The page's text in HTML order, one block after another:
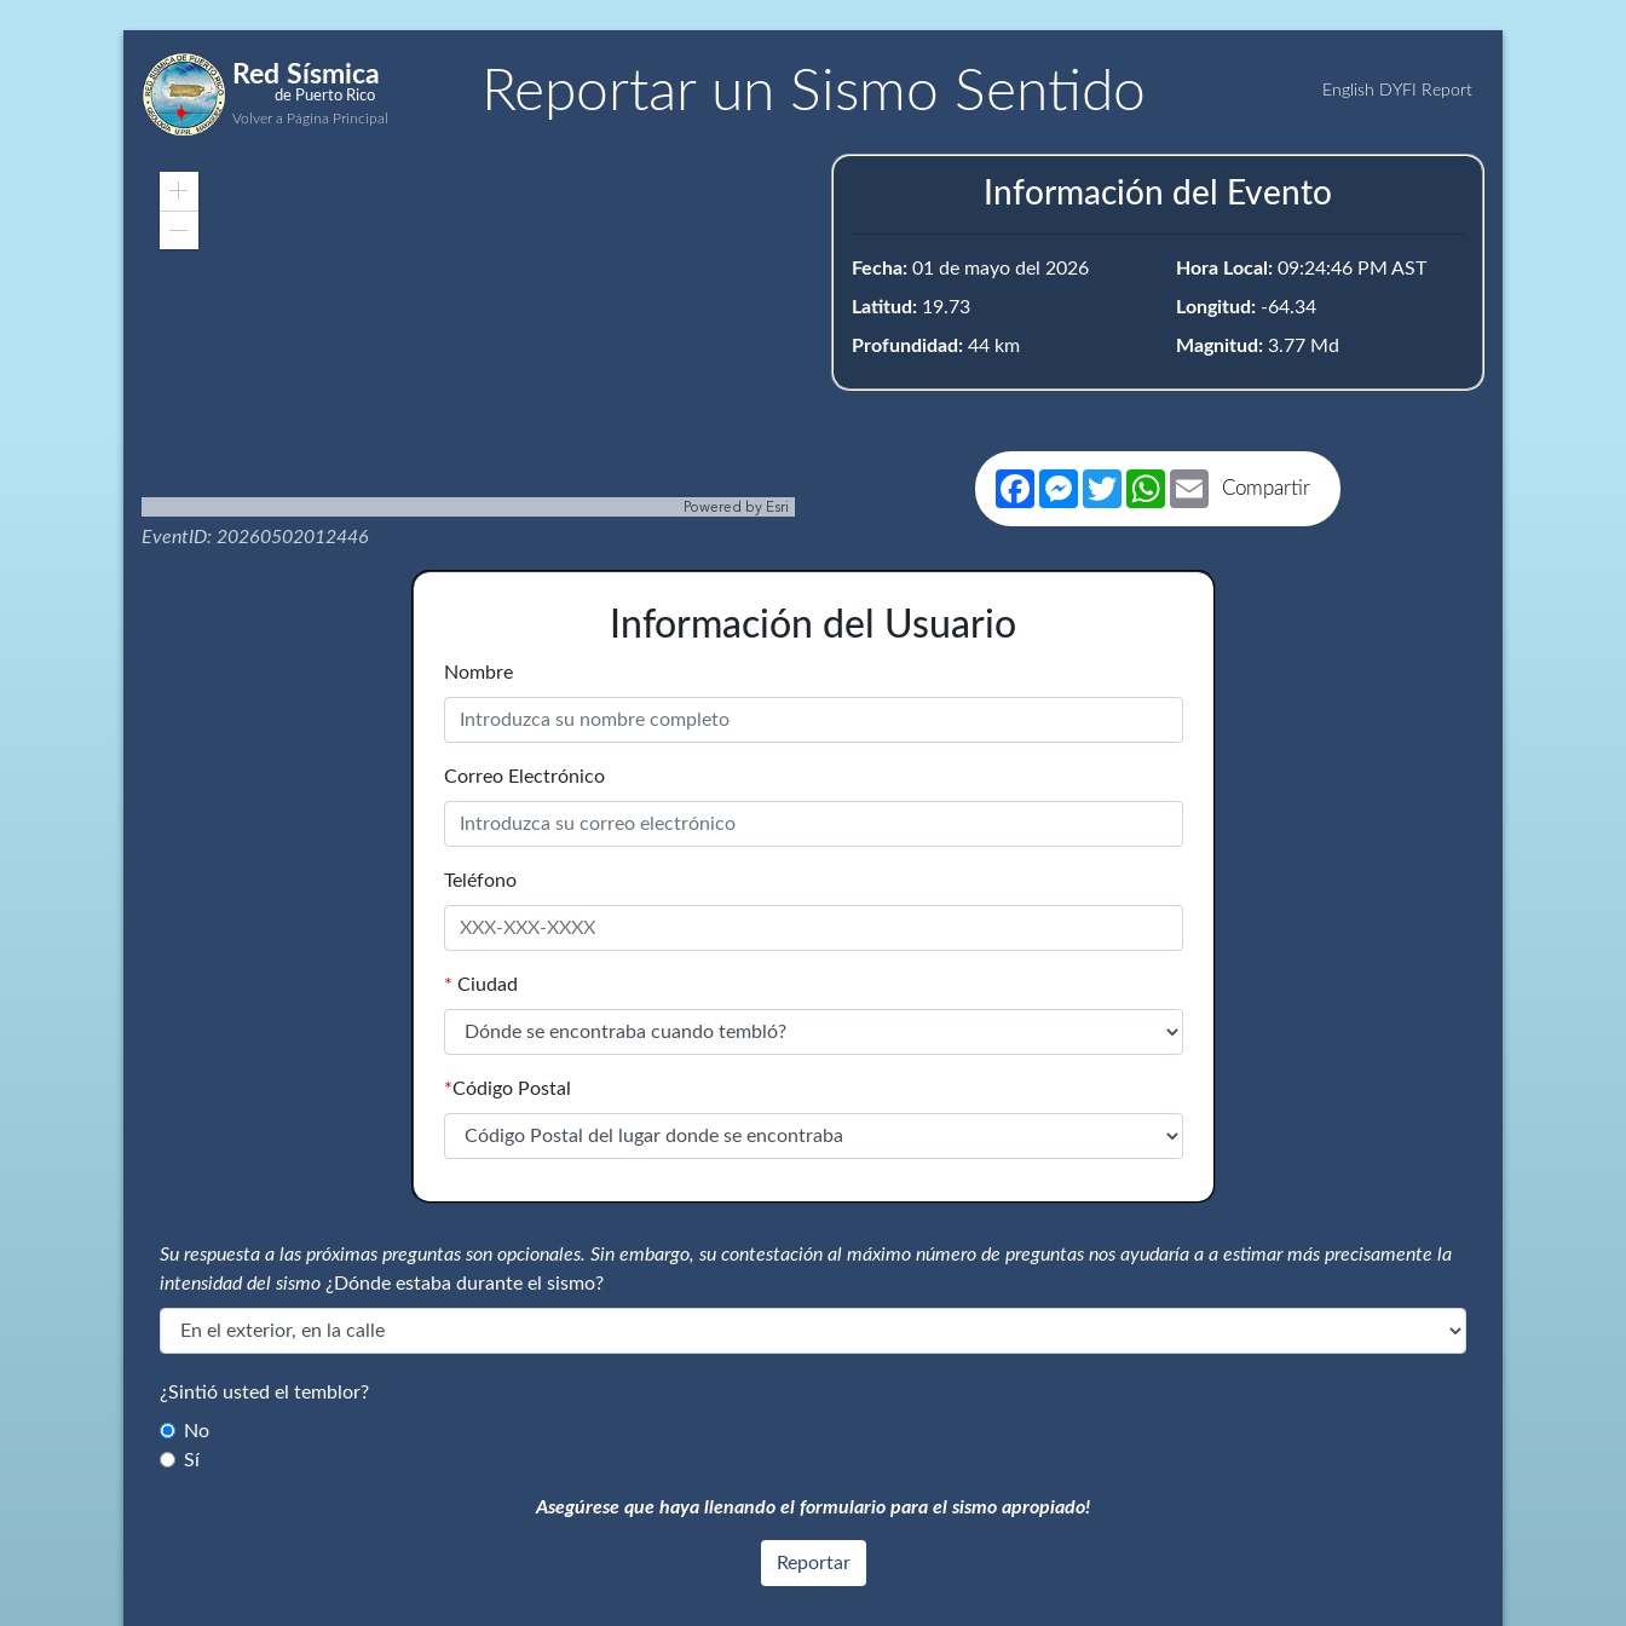
Red Sísmica
de Puerto Rico
Volver a Página Principal Reportar un Sismo Sentido English DYFI Report
Zoom
Powered by Esri
EventID: 20260502012446
Información del Evento
Fecha: 01 de mayo del 2026
Latitud: 19.73
Profundidad: 44 km
Hora Local: 09:24:46 PM AST
Longitud: -64.34
Magnitud: 3.77 Md
Compartir
FacebookMessenger
TwitterWhatsApp
Email
Información del Usuario
Nombre
Correo Electrónico
Teléfono
* Ciudad
*Código Postal
Su respuesta a las próximas preguntas son opcionales. Sin embargo, su contestación al máximo número de preguntas nos ayudaría a a estimar más precisamente la
intensidad del sismo ¿Dónde estaba durante el sismo?
¿Sintió usted el temblor?
No
Sí
Asegúrese que haya llenando el formulario para el sismo apropiado!